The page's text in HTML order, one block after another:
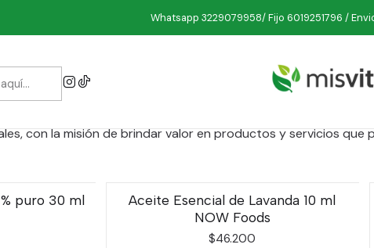
Whatsapp 3229079958/ Fijo 6019251796 /
Inicio Marcas
NOW
con la misión de brindar valor en productos y servicios que
puro 30 ml
Aceite Esencial de Lavanda 10 ml
NOW Foods
$46.200